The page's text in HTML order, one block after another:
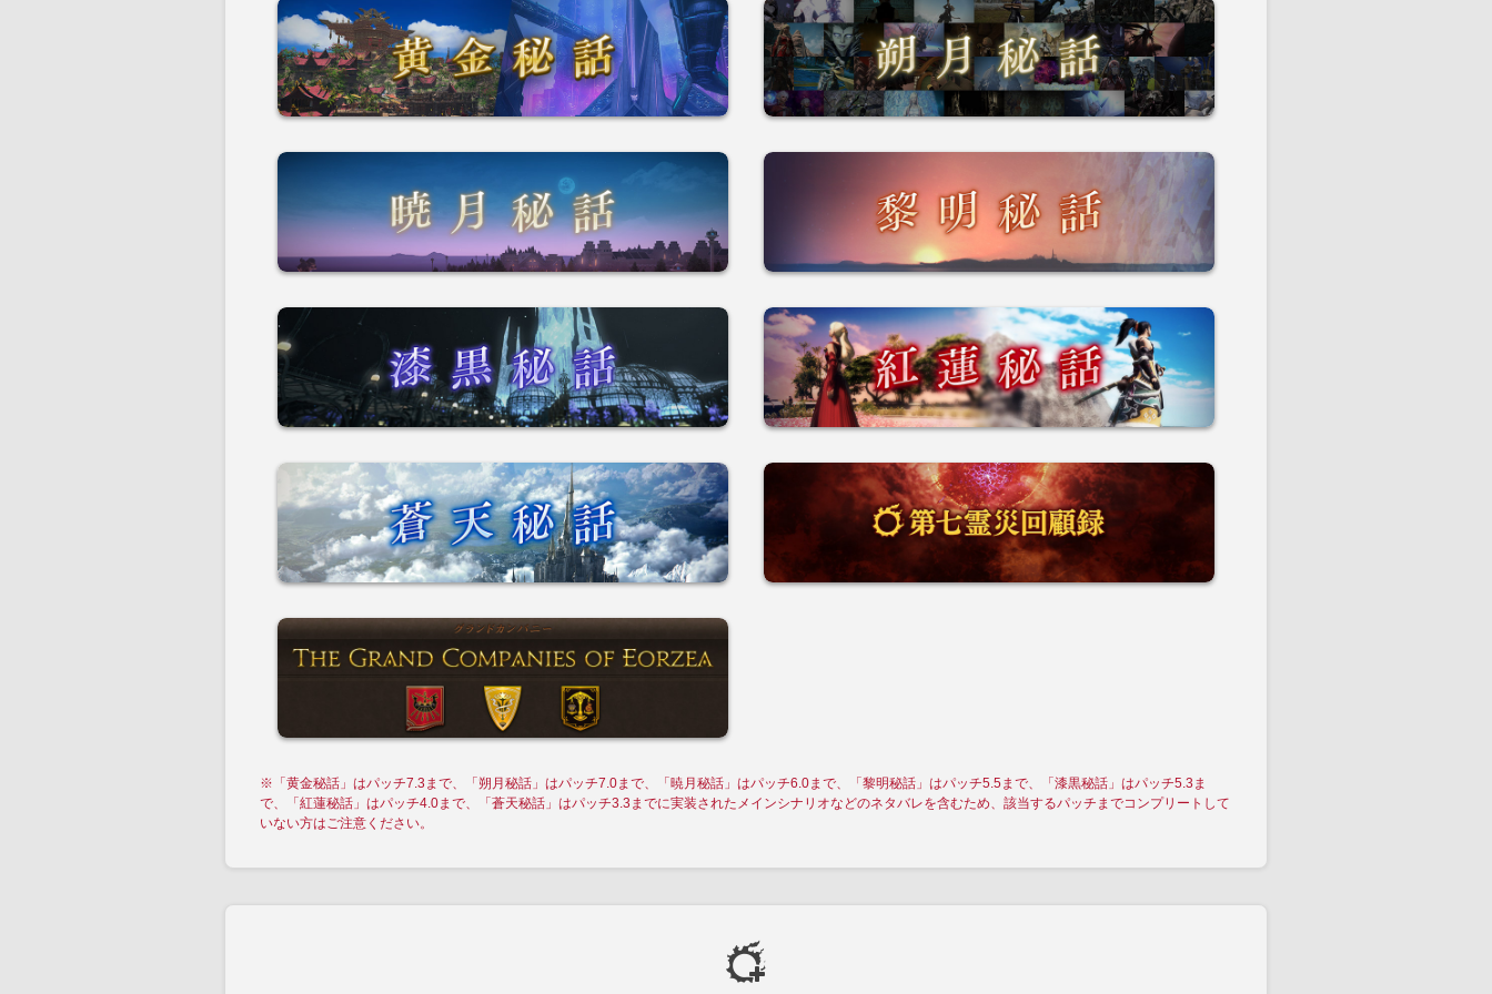
※「黄金秘話」はパッチ7.3まで、「朔月秘話」はパッチ7.0まで、「暁月秘話」はパッチ6.0まで、「黎明秘話」はパッチ5.5まで、「漆黒秘話」はパッチ5.3ま
で、「紅蓮秘話」はパッチ4.0まで、「蒼天秘話」はパッチ3.3までに実装されたメインシナリオなどのネタバレを含むため、該当するパッチまでコンプリートして
いない方はご注意ください。